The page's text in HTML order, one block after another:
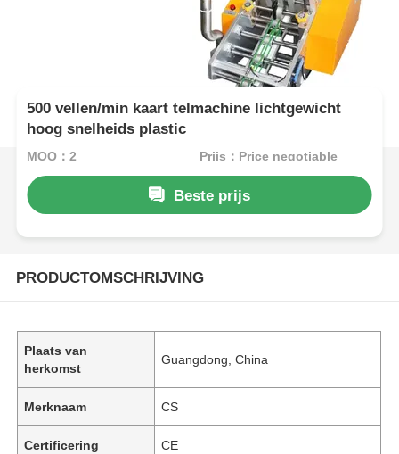
500 vellen/min kaart telmachine lichtgewicht
hoog snelheids plastic
MOQ：2 Prijs：Price negotiable
Beste prijs
PRODUCTOMSCHRIJVING
Plaats van
herkomst
Guangdong, China
Merknaam CS
Certificering CE